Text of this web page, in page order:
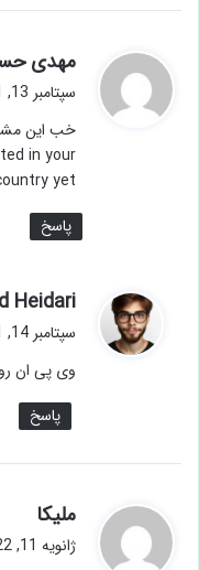
مهدی
سپتامبر 13, 2021 در 10:00 ب.ظ
خب این
in your
yet
پاسخ
Heidari
سپتامبر 14, 2021 در 11:57 ق.ظ
وی پی ان
پاسخ
ملیکا
ف ژانویه 11, 2022 در 12:47 ق.ظ